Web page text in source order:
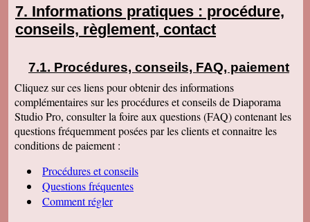
Informations pratiques : procédure,
conseils, règlement, contact
Procédures, conseils, FAQ, paiement
Cliquez sur ces liens pour obtenir des informations
complémentaires sur les procédures et conseils de Diaporama
Studio Pro, consulter la foire aux questions (FAQ) contenant les
questions fréquemment posées par les clients et connaitre les
conditions de paiement :
Procédures et conseils
Questions fréquentes
Comment régler